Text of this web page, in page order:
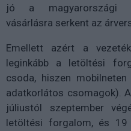
jó a magyarországi
vásárlásra serkent az
Emellett azért a
leginkább a letöltési
csoda, hiszen
adatkorlátos csomagok).
júliustól szeptember
letöltési forgalom, és 19